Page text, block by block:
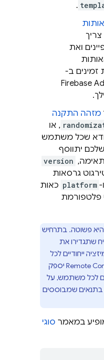
.
אותות
צריך
ואת
זמינים ב-
Firebase
מזהה התקנה
, או
שכל משתמש
יתווסף
version
גרסאות
platform כאות
פלטפורמת
פשוטה. בתרחיש
שתגדירו את
ייחודיים לכל
Remote יספק
לכל משתמש, על
שמבוססים
במאמר סוגי